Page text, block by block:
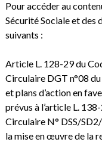
Pour accéder au
Sécurité Sociale et des
suivants :
Article L. 128-29 du
Circulaire DGT n°08
et plans d’action en
prévus à l’article L.
Circulaire N° DSS/
la mise en œuvre de la